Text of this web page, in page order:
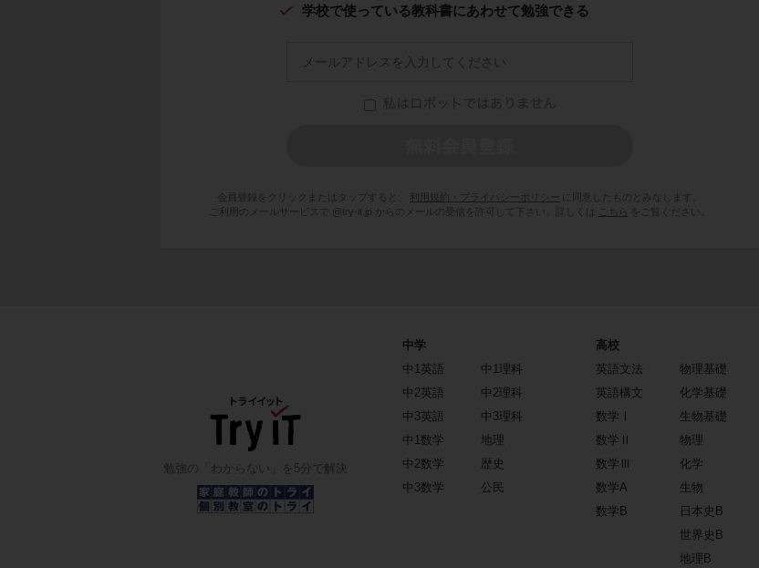
学校で使っている教科書にあわせて勉強できる
会員登録をクリックまたはタップすると、 利用規約・プライバシーポリシー
に同意したものとみなします。
ご利用のメールサービスで @try-it.jp からのメールの受信を許可して下さい。詳しくは
こちら をご覧ください。
勉強の「わからない」を5分で解決
中学
中1英語
中2英語
中3英語
中1数学
中2数学
中3数学
中1理科
中2理科
中3理科
地理
歴史
公民
高校
英語文法
英語構文
数学Ⅰ
数学Ⅱ
数学Ⅲ
数学A
数学B
物理基礎
化学基礎
生物基礎
物理
化学
生物
日本史B
世界史B
地理B